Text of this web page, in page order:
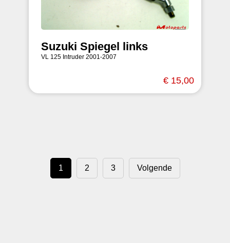
Suzuki Spiegel links
VL 125 Intruder 2001-2007
€ 15,00
1 2 3 Volgende